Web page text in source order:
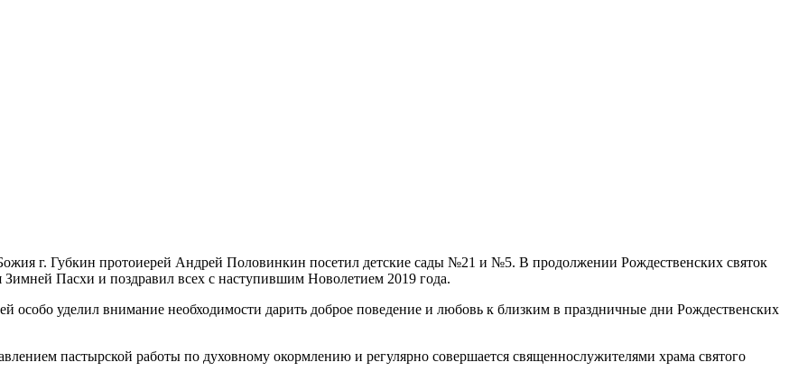
Божия г. Губкин протоиерей Андрей Половинкин посетил детские сады №21 и №5. В продолжении Рождественских святок
Пасхи и поздравил всех с наступившим Новолетием 2019 года.
особо уделил внимание необходимости дарить доброе поведение и любовь к близким в праздничные дни Рождественских
пастырской работы по духовному окормлению и регулярно совершается священнослужителями храма святого